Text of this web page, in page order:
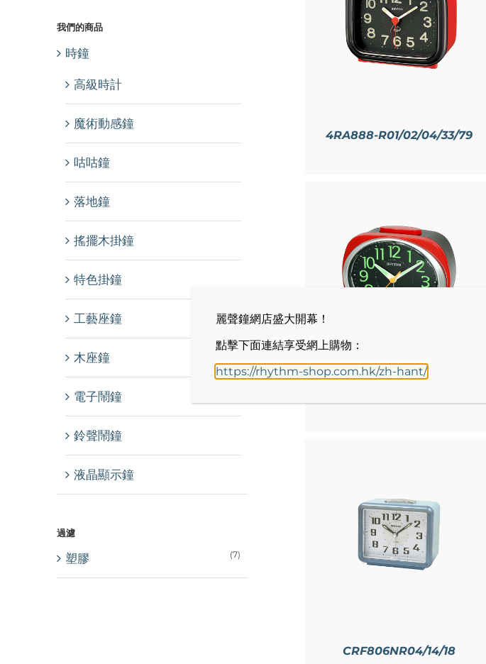
4RA888-R01/02/04/33/79
詳情
詳情
CRF806NR04/14/18
我們的商品
時鐘
高級時計
魔術動感鐘
咕咕鐘
落地鐘
搖擺木掛鐘
特色掛鐘
工藝座鐘
木座鐘
電子鬧鐘
鈴聲鬧鐘
液晶顯示鐘
過濾
塑膠 (7)
麗聲鐘網店盛大開幕！
點擊下面連結享受網上購物：
https://rhythm-shop.com.hk/zh-hant/